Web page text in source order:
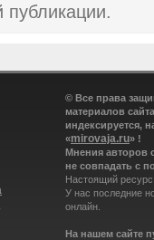
публикации.
© Все права
материалов
индексируется,
«mirovaja.ru» !
Мнения авторов
не совпадать с
Настоящий
У нас последние
онлайн.
На нашем сайте